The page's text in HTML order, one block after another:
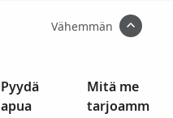
Vähemmän
Pyydä
apua
Mitä me
tarjoamm